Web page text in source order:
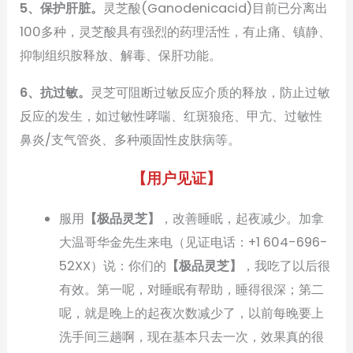
5、保护肝脏。 灵芝酸(Ganodenicacid)目前已分离出
100多种，灵芝酸具有强烈的药理活性，有止痛、镇静、
抑制组织胺释放、解毒、保肝功能。
6、抗过敏。 灵芝可阻断过敏反应介质的释放，防止过敏
反应的发生，如过敏性哮喘、红斑狼疮、甲亢、过敏性
鼻炎/支气管炎、多种顽固性皮肤病等。
【用户见证】
服用 【极品灵芝】
，改善睡眠，起夜减少。加拿
大温哥华金先生来电（见证电话：+1 604-696-
52XX）说：你们的 【极品灵芝】
，我吃了以后很
有效。第一呢，对睡眠有帮助，睡得很深；第二
呢，就是晚上的起夜次数减少了，以前每晚要上
洗手间三趟啊，现在基本只去一次，效果真的很